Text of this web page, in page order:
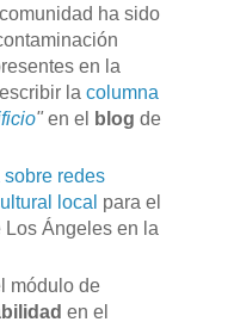
ha sido
en la
la columna
" en el blog de
redes
local para el
Ángeles en la
módulo de
en el